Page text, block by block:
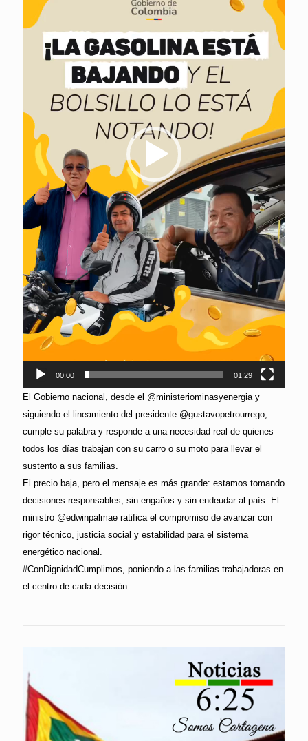
00:00 01:29
El Gobierno nacional, desde el @ministeriominasyenergia y
siguiendo el lineamiento del presidente @gustavopetrourrego,
cumple su palabra y responde a una necesidad real de quienes
todos los días trabajan con su carro o su moto para llevar el
sustento a sus familias.
El precio baja, pero el mensaje es más grande: estamos tomando
decisiones responsables, sin engaños y sin endeudar al país. El
ministro @edwinpalmae ratifica el compromiso de avanzar con
rigor técnico, justicia social y estabilidad para el sistema
energético nacional.
#ConDignidadCumplimos, poniendo a las familias trabajadoras en
el centro de cada decisión.